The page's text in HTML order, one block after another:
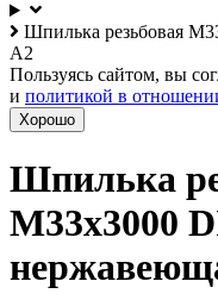
Шпилька резьбовая
А2
Пользуясь сайтом, вы
и политикой в
Хорошо
Шпилька
М33х3000